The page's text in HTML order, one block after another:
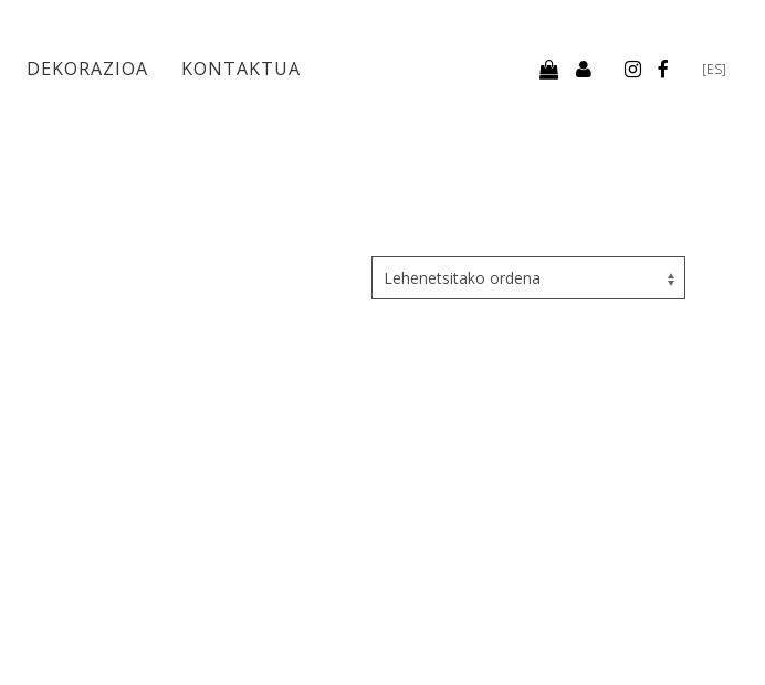
DEKORAZIOA KONTAKTUA [ES]